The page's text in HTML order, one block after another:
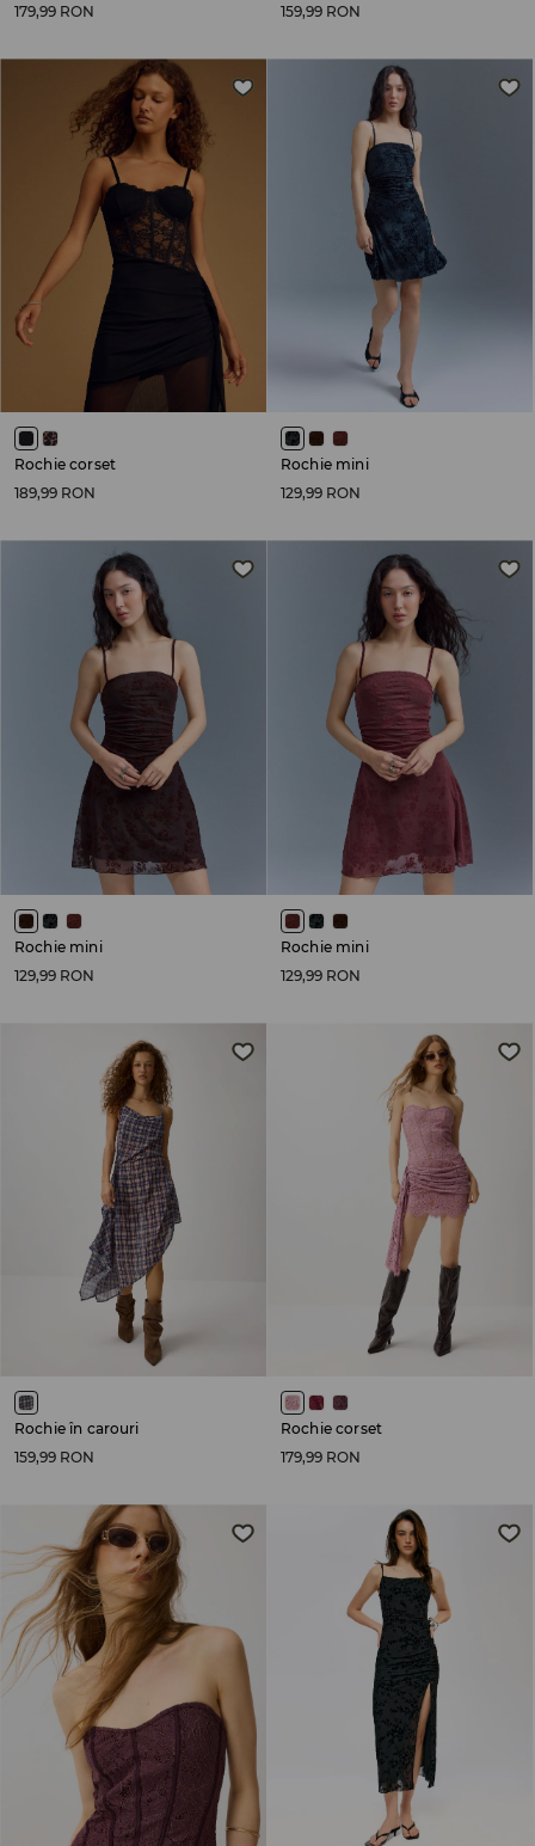
179,99 RON
159,99 RON
Rochie corset
189,99 RON
Rochie mini
129,99 RON
Rochie mini
129,99 RON
Rochie mini
129,99 RON
Rochie în carouri
159,99 RON
Rochie corset
179,99 RON